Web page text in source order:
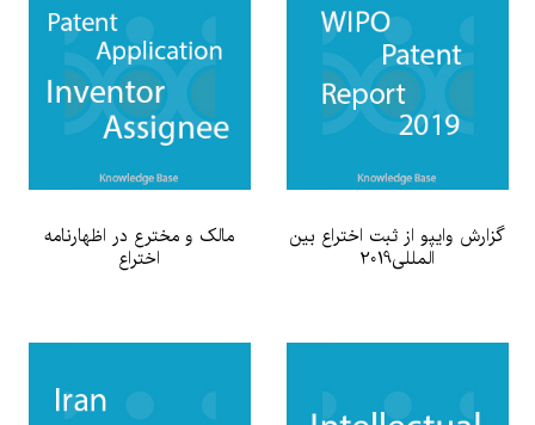
گزارش وایپو از ثبت اختراع بین
المللی2019
مالک و مخترع در اظهارنامه
اختراع